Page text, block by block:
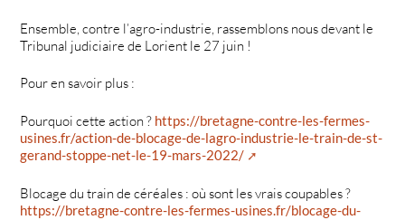
Ensemble, contre l’agro-industrie, rassemblons nous devant le
Tribunal judiciaire de Lorient le 27 juin !
Pour en savoir plus :
Pourquoi cette action ? https://bretagne-contre-les-fermes-
usines.fr/action-de-blocage-de-lagro-industrie-le-train-de-st-
gerand-stoppe-net-le-19-mars-2022/
Blocage du train de céréales : où sont les vrais coupables ?
https://bretagne-contre-les-fermes-usines.fr/blocage-du-